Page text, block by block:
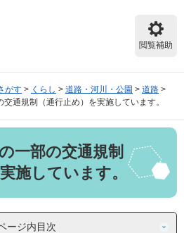
閲覧補助
がす > くらし > 道路・河川・公園 > 道路 >
交通規制（通行止め）を実施しています。
一部の交通規制
施しています。
ージ内目次